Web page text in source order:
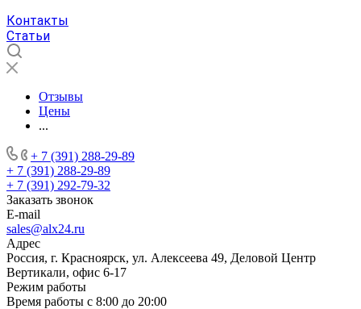
Контакты
Статьи
Отзывы
Цены
...
+ 7 (391) 288-29-89
+ 7 (391) 288-29-89
+ 7 (391) 292-79-32
Заказать звонок
E-mail
sales@alx24.ru
Адрес
Россия, г. Красноярск, ул. Алексеева 49, Деловой Центр
Вертикали, офис 6-17
Режим работы
Время работы с 8:00 до 20:00